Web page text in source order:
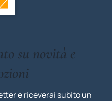
su novità e
e riceverai subito un